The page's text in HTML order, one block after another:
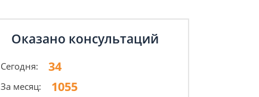
Оказано консультаций
Сегодня: 34
За месяц: 1055